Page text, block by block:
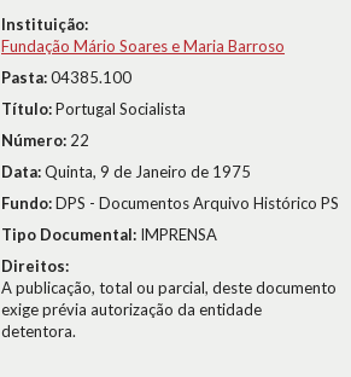
Instituição:
Fundação Mário Soares e Maria Barroso
Pasta:04385.100
Título:Portugal Socialista
Número: 22
Data:Quinta, 9 de Janeiro de 1975
Fundo:DPS - Documentos Arquivo Histórico PS
Tipo Documental: IMPRENSA
Direitos:
A publicação, total ou parcial, deste documento
exige prévia autorização da entidade
detentora.